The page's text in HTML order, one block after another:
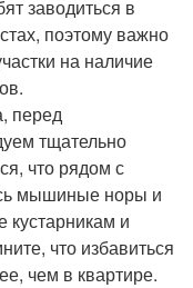
заводиться в
поэтому важно
на наличие
перед
тщательно
что рядом с
мышиные норы и
кустарникам и
что избавиться
чем в квартире.